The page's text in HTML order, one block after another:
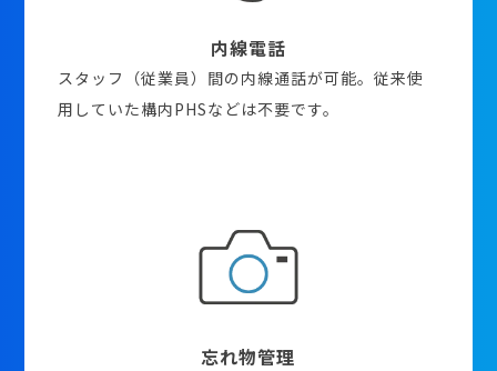
内線電話
スタッフ（従業員）間の内線通話が可能。従来使
用していた構内PHSなどは不要です。
忘れ物管理